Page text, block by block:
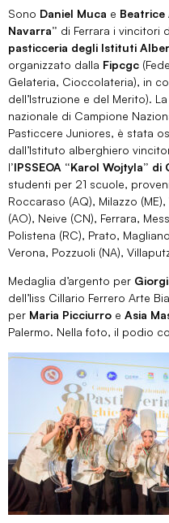
Sono Daniel Muca e Beatrice
Navarra” di Ferrara i vincitori
pasticceria degli Istituti
organizzato dalla Fipcgc
Gelateria, Cioccolateria), in
dell’Istruzione e del Merito).
nazionale di Campione
Pasticcere Juniores, è stata
dall’Istituto alberghiero
l’IPSSEOA “Karol Wojtyla” di
studenti per 21 scuole,
Roccaraso (AQ), Milazzo
(AO), Neive (CN), Ferrara,
Polistena (RC), Prato,
Verona, Pozzuoli (NA),
Medaglia d’argento per
dell’Iiss Cillario Ferrero Arte
per Maria Picciurro e Asia
Palermo. Nella foto, il podio